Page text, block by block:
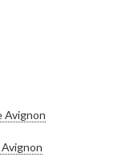
Avignon